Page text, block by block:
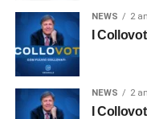
NEWS 2
I
NEWS 2
I